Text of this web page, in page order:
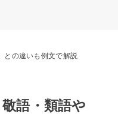
との違いも例文で解説
語・類語や